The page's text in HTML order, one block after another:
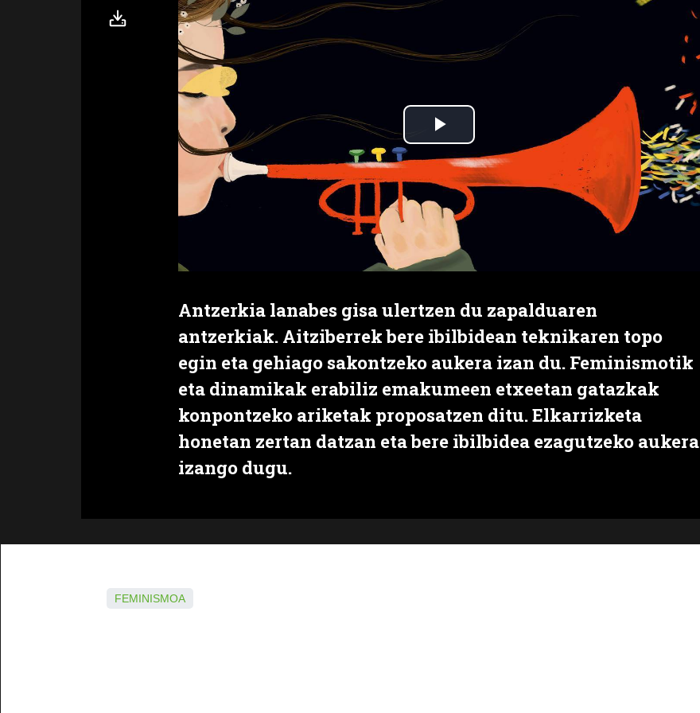
Antzerkia lanabes gisa ulertzen du zapalduaren
antzerkiak. Aitziberrek bere ibilbidean teknikaren topo
egin eta gehiago sakontzeko aukera izan du. Feminismotik
eta dinamikak erabiliz emakumeen etxeetan gatazkak
konpontzeko ariketak proposatzen ditu. Elkarrizketa
honetan zertan datzan eta bere ibilbidea ezagutzeko aukera
izango dugu.
FEMINISMOA